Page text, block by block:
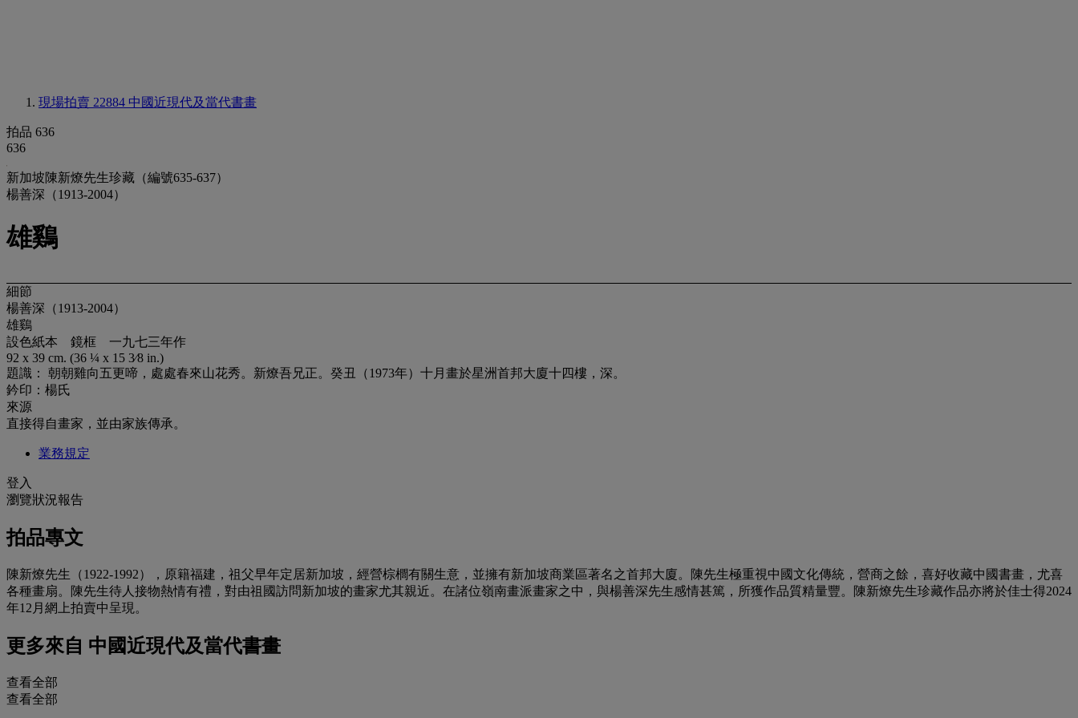
現場拍賣 22884 中國近現代及當代書畫
拍品 636
636
新加坡陳新燎先生珍藏（編號635-637）
楊善深（1913-2004）
雄鷄
細節
楊善深（1913-2004）
雄鷄
設色紙本 鏡框 一九七三年作
92 x 39 cm. (36 ¼ x 15 3⁄8 in.)
題識： 朝朝雞向五更啼，處處春來山花秀。新燎吾兄正。癸丑（1973年）十月畫於星洲首邦大廈十四樓，深。
鈐印：楊氏
來源
直接得自畫家，並由家族傳承。
業務規定
登入
瀏覽狀況報告
拍品專文
陳新燎先生（1922-1992），原籍福建，祖父早年定居新加坡，經營棕櫚有關生意，並擁有新加坡商業區著名之首邦大廈。陳先生極重視中國文化傳統，營商之餘，喜好收藏中國書畫，尤喜
各種畫扇。陳先生待人接物熱情有禮，對由祖國訪問新加坡的畫家尤其親近。在諸位嶺南畫派畫家之中，與楊善深先生感情甚篤，所獲作品質精量豐。陳新燎先生珍藏作品亦將於佳士得2024
年12月網上拍賣中呈現。
更多來自 中國近現代及當代書畫
查看全部
查看全部